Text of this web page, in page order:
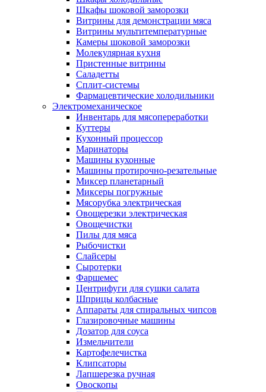
Шкафы шоковой заморозки
Витрины для демонстрации мяса
Витрины мультитемпературные
Камеры шоковой заморозки
Молекулярная кухня
Пристенные витрины
Саладетты
Сплит-системы
Фармацевтические холодильники
Электромеханическое
Инвентарь для мясопереработки
Куттеры
Кухонный процессор
Маринаторы
Машины кухонные
Машины протирочно-резательные
Миксер планетарный
Миксеры погружные
Мясорубка электрическая
Овощерезки электрическая
Овощечистки
Пилы для мяса
Рыбочистки
Слайсеры
Сыротерки
Фаршемес
Центрифуги для сушки салата
Шприцы колбасные
Аппараты для спиральных чипсов
Глазировочные машины
Дозатор для соуса
Измельчители
Картофелечистка
Клипсаторы
Лапшерезка ручная
Овоскопы